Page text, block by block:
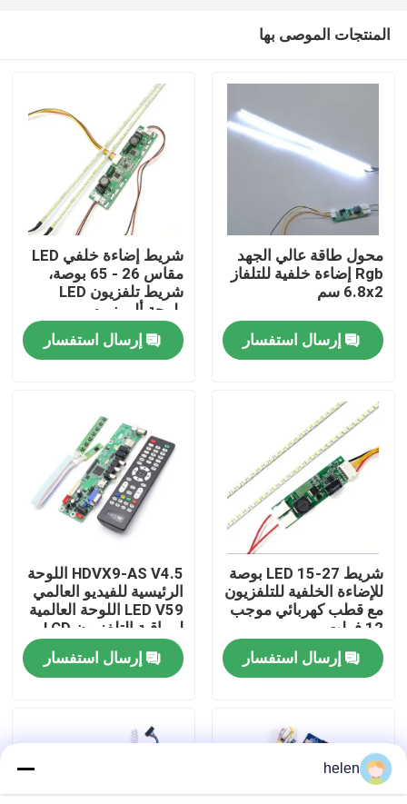
الصفحة الرئيسية
منتجات
جولة في المصنع
مراقبة الجودة
اتصل بنا
أخبار
القضايا
وحدة لوحة مكبر
المنتجات الموصى بها
محول طاقة عالي الجهد
Rgb إضاءة خلفية للتلفاز
6.8x2 سم
إرسال استفسار
شريط إضاءة خلفي LED
مقاس 26 - 65 بوصة،
شريط تلفزيون LED
بلوحة ألومنيوم
إرسال استفسار
شريط LED 15-27 بوصة
للإضاءة الخلفية للتلفزيون
مع قطب كهربائي موجب
12 فولت
إرسال استفسار
HDVX9-AS V4.5 اللوحة
الرئيسية للفيديو العالمي
LED V59 اللوحة العالمية
لمراقبة التلفزيون LCD
LED
إرسال استفسار
helen